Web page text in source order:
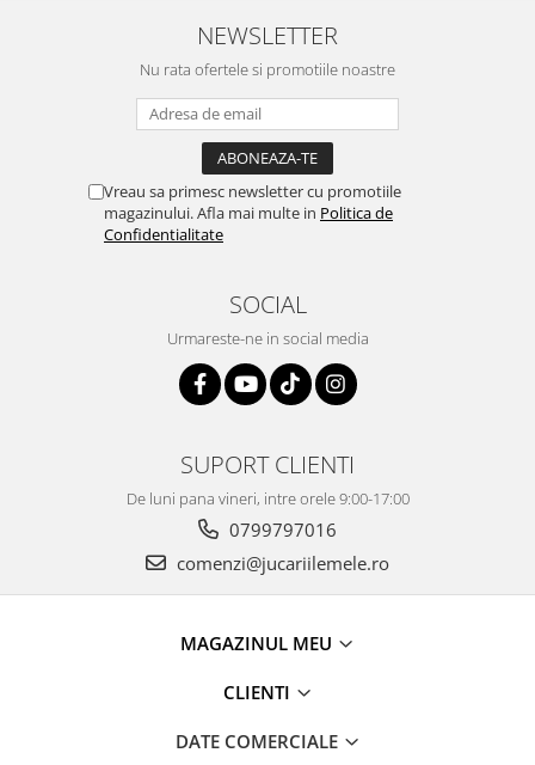
NEWSLETTER
Nu rata ofertele si promotiile noastre
Vreau sa primesc newsletter cu promotiile
magazinului. Afla mai multe in Politica de
Confidentialitate
SOCIAL
Urmareste-ne in social media
SUPORT CLIENTI
De luni pana vineri, intre orele 9:00-17:00
0799797016
comenzi@jucariilemele.ro
MAGAZINUL MEU
CLIENTI
DATE COMERCIALE